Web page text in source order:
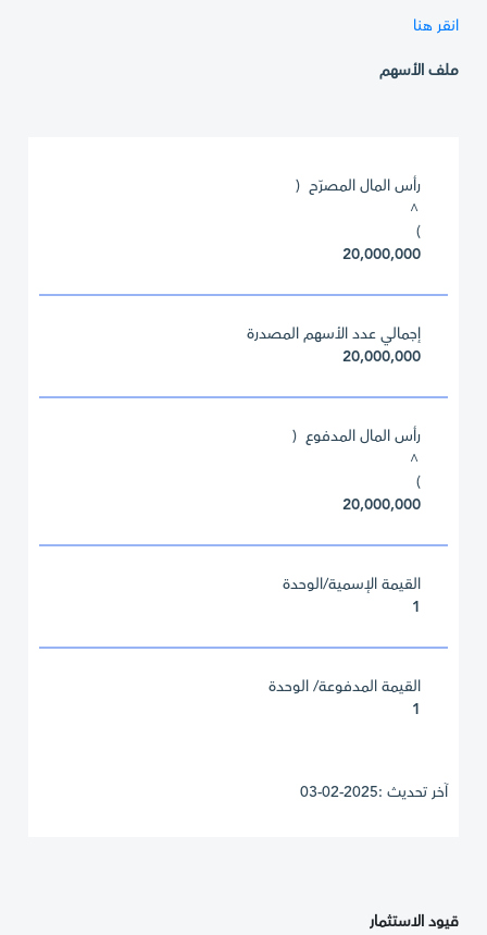
انقر هنا
ملف الأسهم
رأس المال المصرّح (
^
)
20,000,000
إجمالي عدد الأسهم المصدرة
20,000,000
رأس المال المدفوع (
^
)
20,000,000
القيمة الإسمية/الوحدة
1
القيمة المدفوعة/ الوحدة
1
آخر تحديث :2025-02-03
قيود الاستثمار